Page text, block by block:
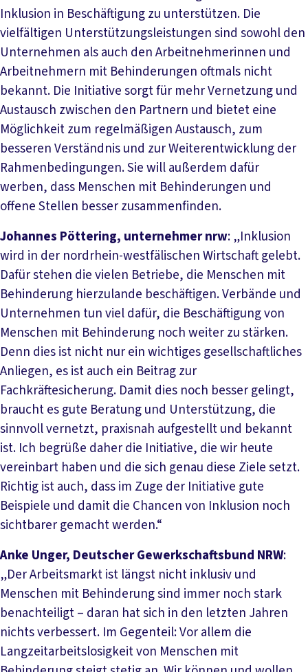
Inklusion in Beschäftigung zu unterstützen. Die
vielfältigen Unterstützungsleistungen sind sowohl den
Unternehmen als auch den Arbeitnehmerinnen und
Arbeitnehmern mit Behinderungen oftmals nicht
bekannt. Die Initiative sorgt für mehr Vernetzung und
Austausch zwischen den Partnern und bietet eine
Möglichkeit zum regelmäßigen Austausch, zum
besseren Verständnis und zur Weiterentwicklung der
Rahmenbedingungen. Sie will außerdem dafür
werben, dass Menschen mit Behinderungen und
offene Stellen besser zusammenfinden.
Johannes Pöttering, unternehmer nrw: „Inklusion
wird in der nordrhein-westfälischen Wirtschaft gelebt.
Dafür stehen die vielen Betriebe, die Menschen mit
Behinderung hierzulande beschäftigen. Verbände und
Unternehmen tun viel dafür, die Beschäftigung von
Menschen mit Behinderung noch weiter zu stärken.
Denn dies ist nicht nur ein wichtiges gesellschaftliches
Anliegen, es ist auch ein Beitrag zur
Fachkräftesicherung. Damit dies noch besser gelingt,
braucht es gute Beratung und Unterstützung, die
sinnvoll vernetzt, praxisnah aufgestellt und bekannt
ist. Ich begrüße daher die Initiative, die wir heute
vereinbart haben und die sich genau diese Ziele setzt.
Richtig ist auch, dass im Zuge der Initiative gute
Beispiele und damit die Chancen von Inklusion noch
sichtbarer gemacht werden.“
Anke Unger, Deutscher Gewerkschaftsbund NRW:
„Der Arbeitsmarkt ist längst nicht inklusiv und
Menschen mit Behinderung sind immer noch stark
benachteiligt – daran hat sich in den letzten Jahren
nichts verbessert. Im Gegenteil: Vor allem die
Langzeitarbeitslosigkeit von Menschen mit